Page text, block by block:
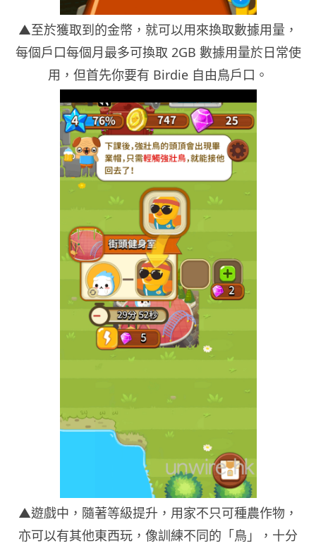
▲至於獲取到的金幣，就可以用來換取數據用量，
每個戶口每個月最多可換取 2GB 數據用量於日常使
用，但首先你要有 Birdie 自由鳥戶口。
▲遊戲中，隨著等級提升，用家不只可種農作物，
亦可以有其他東西玩，像訓練不同的「鳥」，十分